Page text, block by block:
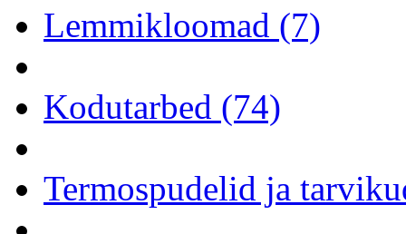
Lemmikloomad (7)
Kodutarbed (74)
Termospudelid ja